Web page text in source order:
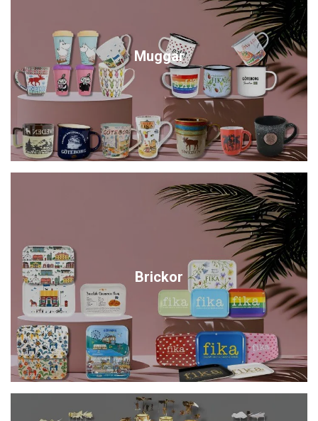
Muggar
Brickor